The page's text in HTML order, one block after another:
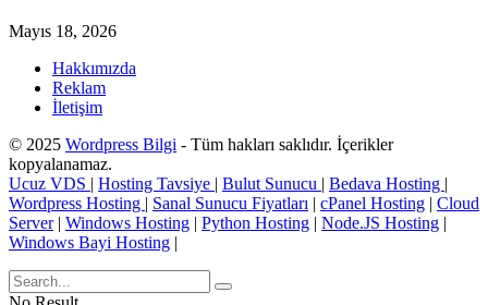
Mayıs 18, 2026
Hakkımızda
Reklam
İletişim
© 2025 Wordpress Bilgi - Tüm hakları saklıdır. İçerikler
kopyalanamaz.
Ucuz VDS | Hosting Tavsiye | Bulut Sunucu | Bedava Hosting |
Wordpress Hosting | Sanal Sunucu Fiyatları | cPanel Hosting | Cloud
Server| Windows Hosting | Python Hosting | Node.JS Hosting |
Windows Bayi Hosting |